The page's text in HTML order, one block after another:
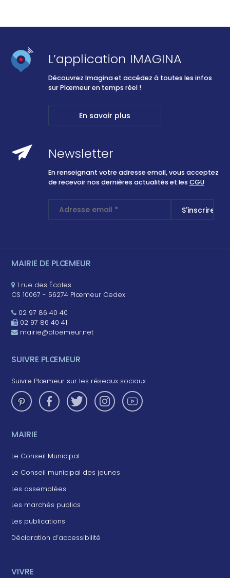
L’application IMAGINA
Découvrez Imagina et accédez à toutes les infos
sur Plœmeur en temps réel !
En savoir plus
Newsletter
En renseignant votre adresse email, vous acceptez
de recevoir nos dernières actualités et les CGU
MAIRIE DE PLŒMEUR
1 rue des Écoles
CS 10067 - 56274 Plœmeur Cedex
02 97 86 40 40
02 97 86 40 41
mairie@ploemeur.net
SUIVRE PLŒMEUR
Suivre Plœmeur sur les réseaux sociaux
MAIRIE
Le Conseil Municipal
Le Conseil municipal des jeunes
Les assemblées
Les marchés publics
Les publications
Déclaration d’accessibilité
VIVRE